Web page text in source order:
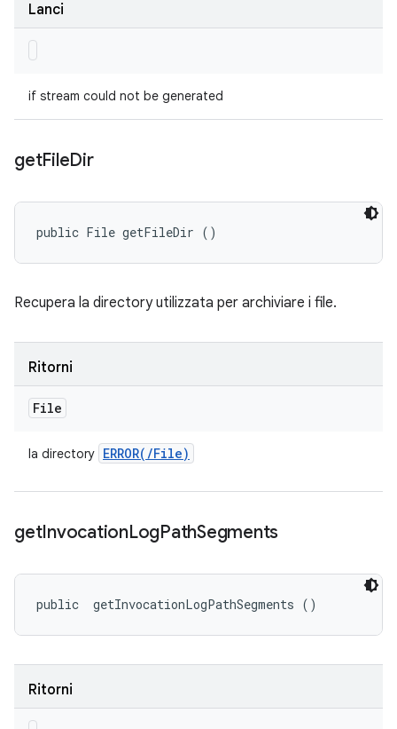
Lanci
if stream could not be generated
getFileDir
public File getFileDir ()
Recupera la directory utilizzata per archiviare i file.
Ritorni
File
la directory ERROR( /File)
getInvocationLogPathSegments
public getInvocationLogPathSegments ()
Ritorni